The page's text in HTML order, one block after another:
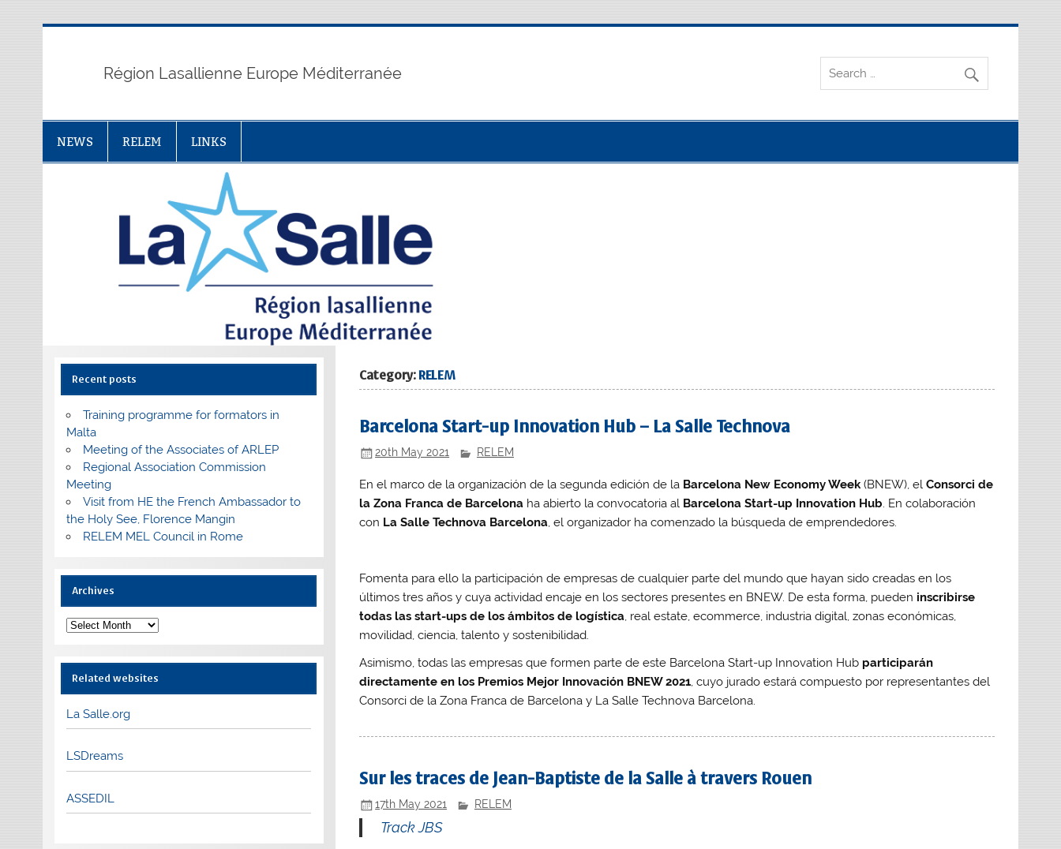
Région Lasallienne Europe Méditerranée
NEWS RELEM LINKS
Category:RELEM
Barcelona Start-up Innovation Hub – La Salle Technova
20th May 2021 RELEM
En el marco de la organización de la segunda edición de la Barcelona New Economy Week(BNEW), elConsorci de
la Zona Franca de Barcelona ha abierto la convocatoria al Barcelona Start-up Innovation Hub. En colaboración
con La Salle Technova Barcelona, el organizador ha comenzado la búsqueda de emprendedores.
Fomenta para ello la participación de empresas de cualquier parte del mundo que hayan sido creadas en los
últimos tres años y cuya actividad encaje en los sectores presentes en BNEW. De esta forma, pueden inscribirse
todas las start-ups de los ámbitos de logística, real estate, ecommerce, industria digital, zonas económicas,
movilidad, ciencia, talento y sostenibilidad.
Asimismo, todas las empresas que formen parte de este Barcelona Start-up Innovation Hub participarán
directamente en los Premios Mejor Innovación BNEW 2021, cuyo jurado estará compuesto por representantes del
Consorci de la Zona Franca de Barcelona y La Salle Technova Barcelona.
Sur les traces de Jean-Baptiste de la Salle à travers Rouen
17th May 2021 RELEM
Track JBS
Recent posts
Training programme for formators in
Malta
Meeting of the Associates of ARLEP
Regional Association Commission
Meeting
Visit from HE the French Ambassador to
the Holy See, Florence Mangin
RELEM MEL Council in Rome
Archives
Archives
Related websites
La Salle.org
LSDreams
ASSEDIL